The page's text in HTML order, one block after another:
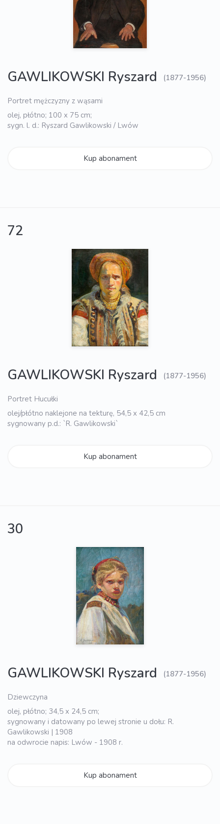
GAWLIKOWSKI Ryszard (1877-1956)
Portret mężczyzny z wąsami
olej, płótno; 100 x 75 cm;
sygn. l. d.: Ryszard Gawlikowski / Lwów
Kup abonament
72
GAWLIKOWSKI Ryszard (1877-1956)
Portret Hucułki
olej/płótno naklejone na tekturę, 54,5 x 42,5 cm
sygnowany p.d.: `R. Gawlikowski`
Kup abonament
30
GAWLIKOWSKI Ryszard (1877-1956)
Dziewczyna
olej, płótno; 34,5 x 24,5 cm;
sygnowany i datowany po lewej stronie u dołu: R.
Gawlikowski | 1908
na odwrocie napis: Lwów - 1908 r.
Kup abonament